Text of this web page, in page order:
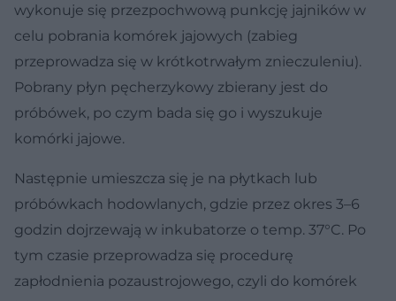
wykonuje się przezpochwową punkcję jajników w
celu pobrania komórek jajowych (zabieg
przeprowadza się w krótkotrwałym znieczuleniu).
Pobrany płyn pęcherzykowy zbierany jest do
próbówek, po czym bada się go i wyszukuje
komórki jajowe.
Następnie umieszcza się je na płytkach lub
próbówkach hodowlanych, gdzie przez okres 3–6
godzin dojrzewają w inkubatorze o temp. 37°C. Po
tym czasie przeprowadza się procedurę
zapłodnienia pozaustrojowego, czyli do komórek